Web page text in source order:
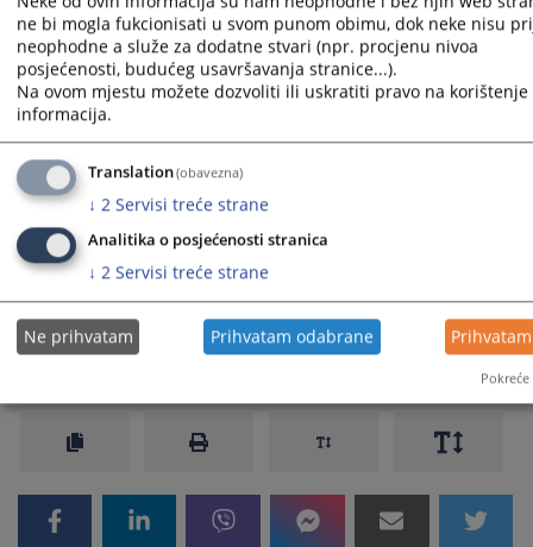
za korupciju i nepravilnosti isključivo za VSTV BiH, a ne za
druge institucije na nivou BiH.
Prikazana vijest je na: Hrvatski jezik
Vijest dostupna još na
Prateći dokumenti
08-02-1665-14 Pravilnik o internom prijavljivanju
korupcije
Obrazac za internu prijavu korupcije
362PREGLEDA
ne bi mogla fukcionisati u svom punom obimu, dok neke nisu
neophodne a služe za dodatne stvari (npr. procjenu nivoa
posjećenosti, budućeg usavršavanja stranice...).
Na ovom mjestu možete dozvoliti ili uskratiti pravo na
informacija.
Translation(obavezna)
↓ 2 Servisi treće strane
Analitika o posjećenosti stranica
↓ 2 Servisi treće strane
Ne prihvatam Prihvatam odabrane